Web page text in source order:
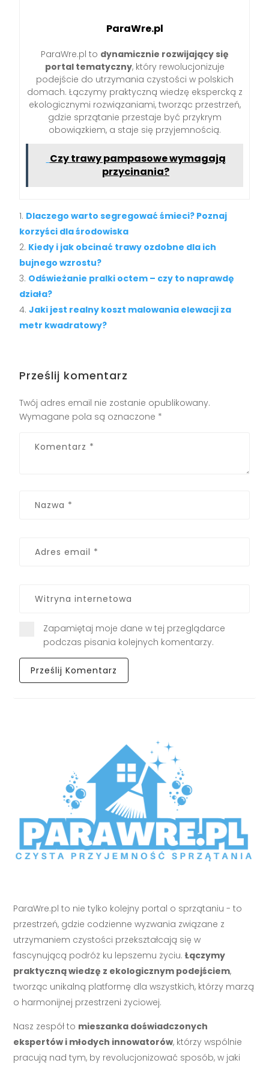
ParaWre.pl
ParaWre.pl to dynamicznie rozwijający się
portal tematyczny, który rewolucjonizuje
podejście do utrzymania czystości w polskich
domach. Łączymy praktyczną wiedzę ekspercką z
ekologicznymi rozwiązaniami, tworząc przestrzeń,
gdzie sprzątanie przestaje być przykrym
obowiązkiem, a staje się przyjemnością.
Czy trawy pampasowe wymagają
przycinania?
Dlaczego warto segregować śmieci? Poznaj
korzyści dla środowiska
Kiedy i jak obcinać trawy ozdobne dla ich
bujnego wzrostu?
Odświeżanie pralki octem – czy to naprawdę
działa?
Jaki jest realny koszt malowania elewacji za
metr kwadratowy?
Prześlij komentarz
Twój adres email nie zostanie opublikowany.
Wymagane pola są oznaczone *
Zapamiętaj moje dane w tej przeglądarce
podczas pisania kolejnych komentarzy.
ParaWre.pl to nie tylko kolejny portal o sprzątaniu - to
przestrzeń, gdzie codzienne wyzwania związane z
utrzymaniem czystości przekształcają się w
fascynującą podróż ku lepszemu życiu.Łączymy
praktyczną wiedzę z ekologicznym podejściem,
tworząc unikalną platformę dla wszystkich, którzy marzą
o harmonijnej przestrzeni życiowej.
Nasz zespół to mieszanka doświadczonych
ekspertów i młodych innowatorów, którzy wspólnie
pracują nad tym, by revolucjonizować sposób, w jaki